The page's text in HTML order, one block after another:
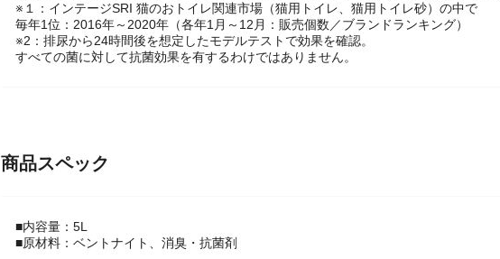
※１：インテージSRI 猫のおトイレ関連市場（猫用トイレ、猫用トイレ砂）の中で
毎年1位：2016年～2020年（各年1月～12月：販売個数／ブランドランキング）
※2：排尿から24時間後を想定したモデルテストで効果を確認。
すべての菌に対して抗菌効果を有するわけではありません。
商品スペック
■内容量：5L
■原材料：ベントナイト、消臭・抗菌剤